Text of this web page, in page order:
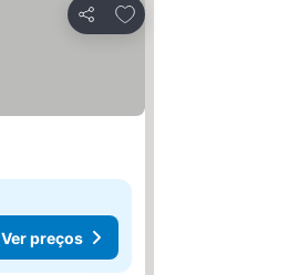
Partilhar
Adicionar aos favoritos
Ver preços